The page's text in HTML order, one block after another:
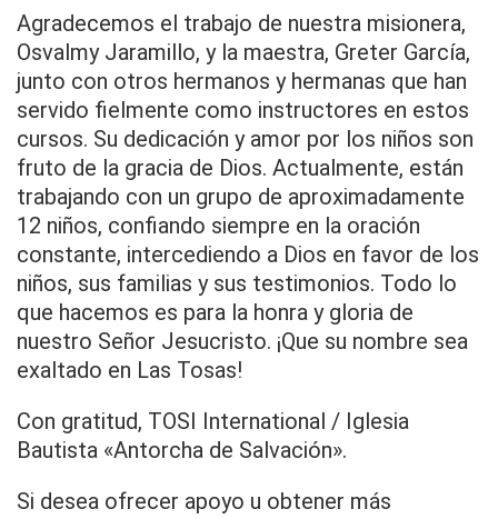
Agradecemos el trabajo de nuestra misionera,
Osvalmy Jaramillo, y la maestra, Greter García,
junto con otros hermanos y hermanas que han
servido fielmente como instructores en estos
cursos. Su dedicación y amor por los niños son
fruto de la gracia de Dios. Actualmente, están
trabajando con un grupo de aproximadamente
12 niños, confiando siempre en la oración
constante, intercediendo a Dios en favor de los
niños, sus familias y sus testimonios. Todo lo
que hacemos es para la honra y gloria de
nuestro Señor Jesucristo. ¡Que su nombre sea
exaltado en Las Tosas!
Con gratitud, TOSI International / Iglesia
Bautista «Antorcha de Salvación».
Si desea ofrecer apoyo u obtener más